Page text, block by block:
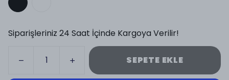
Siparişleriniz 24 Saat İçinde Kargoya Verilir!
SEPETE EKLE